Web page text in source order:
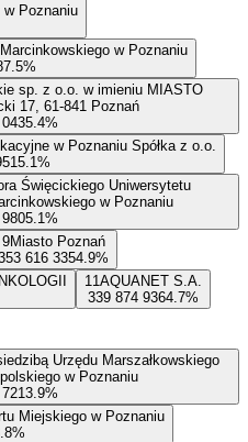
Poznaniu
w Poznaniu
7.5%
sp. z o.o. w imieniu MIASTO
17, 61-841 Poznań
5.4%
w Poznaniu Spółka z o.o.
5.1 %
Święcickiego Uniwersytetu
w Poznaniu
5.1 %
9Miasto Poznań
616 3354.9%
11 AQUANET S.A.
339 874 9364.7%
Urzędu Marszałkowskiego
w Poznaniu
3.9%
Miejskiego w Poznaniu
%